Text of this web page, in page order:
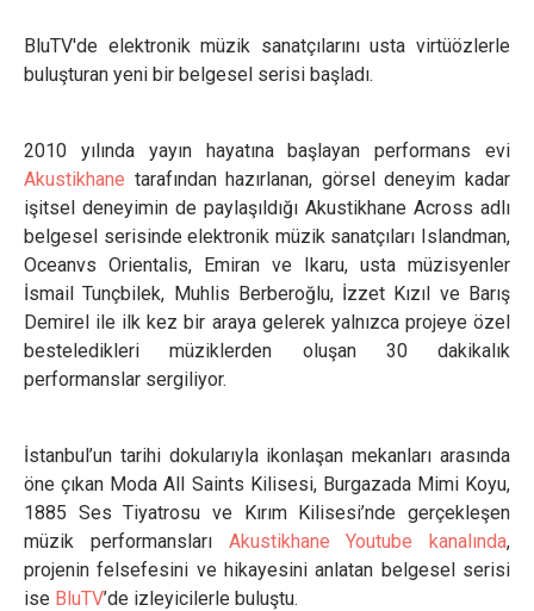
BluTV'de elektronik müzik sanatçılarını usta virtüözlerle
buluşturan yeni bir belgesel serisi başladı.
2010 yılında yayın hayatına başlayan performans evi
Akustikhane tarafından hazırlanan, görsel deneyim kadar
işitsel deneyimin de paylaşıldığı Akustikhane Across adlı
belgesel serisinde elektronik müzik sanatçıları Islandman,
Oceanvs Orientalis, Emiran ve Ikaru, usta müzisyenler
İsmail Tunçbilek, Muhlis Berberoğlu, İzzet Kızıl ve Barış
Demirel ile ilk kez bir araya gelerek yalnızca projeye özel
besteledikleri müziklerden oluşan 30 dakikalık
performanslar sergiliyor.
İstanbul’un tarihi dokularıyla ikonlaşan mekanları arasında
öne çıkan Moda All Saints Kilisesi, Burgazada Mimi Koyu,
1885 Ses Tiyatrosu ve Kırım Kilisesi’nde gerçekleşen
müzik performansları Akustikhane Youtube kanalında,
projenin felsefesini ve hikayesini anlatan belgesel serisi
ise BluTV’de izleyicilerle buluştu.